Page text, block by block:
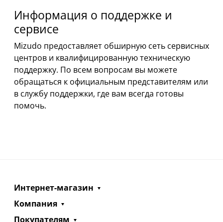
Информация о поддержке и
сервисе
Mizudo предоставляет обширную сеть сервисных
центров и квалифицированную техническую
поддержку. По всем вопросам вы можете
обращаться к официальным представителям или
в службу поддержки, где вам всегда готовы
помочь.
Интернет-магазин
Компания
Покупателям